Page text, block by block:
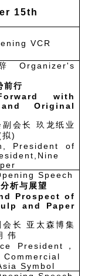
15th
VCR
Organizer's
前行
with
Original
会长 玖龙纸业
)
President of
Speech
析与展望
Prospect of
and Paper
长 亚太森博集
伟
President，
Symbol